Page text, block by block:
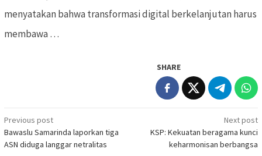
menyatakan bahwa transformasi digital berkelanjutan harus
membawa …
SHARE
Post
navigation
Previous post
Bawaslu Samarinda laporkan tiga
ASN diduga langgar netralitas
Next post
KSP: Kekuatan beragama kunci
keharmonisan berbangsa